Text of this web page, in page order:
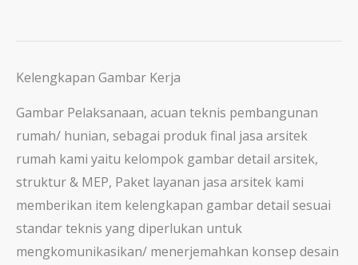
Kelengkapan Gambar Kerja
Gambar Pelaksanaan, acuan teknis pembangunan
rumah/ hunian, sebagai produk final jasa arsitek
rumah kami yaitu kelompok gambar detail arsitek,
struktur & MEP, Paket layanan jasa arsitek kami
memberikan item kelengkapan gambar detail sesuai
standar teknis yang diperlukan untuk
mengkomunikasikan/ menerjemahkan konsep desain